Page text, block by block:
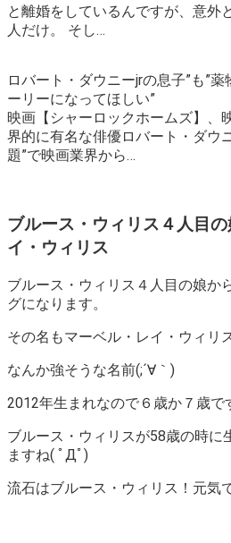
と離婚をしているんですが、意外
人だけ。 そし…
ロバート・ダウニーjrの息子”も”
ーリーになってほしい”
映画【シャーロックホームズ】、
界的に有名な俳優ロバート・ダウ
題”で映画業界から…
ブルース・ウィリス４人目
イ・ウィリス
ブルース・ウィリス４人目の娘か
グになります。
その名もマーベル・レイ・ウィリス
なんか強そうな名前(;´∀｀)
2012年生まれなので６歳か７歳で
ブルース・ウィリスが58歳の時に
ますね( ﾟДﾟ)
流石はブルース・ウィリス！元気